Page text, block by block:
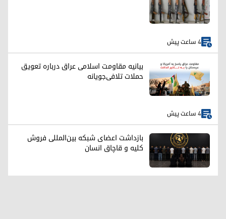
4 ساعت پیش
بیانیه مقاومت اسلامی عراق درباره تعویق
حملات تلافی‌جویانه
4 ساعت پیش
بازداشت اعضای شبکه بین‌المللی فروش
کلیه و قاچاق انسان